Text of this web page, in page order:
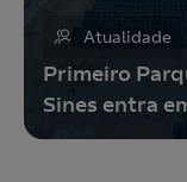
Atualidade
Primeiro
Sines entra